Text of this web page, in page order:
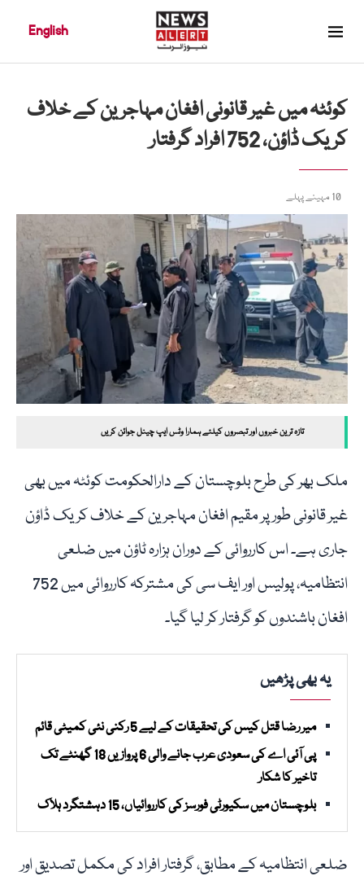
English
کوئٹہ میں غیر قانونی افغان مہاجرین کے خلاف
کریک ڈاؤن، 752 افراد گرفتار
10 مہینے پہلے
تازہ ترین خبروں اور تبصروں کیلئے ہمارا وٹس ایپ چینل جوائن کریں
ملک بھر کی طرح بلوچستان کے دارالحکومت کوئٹہ میں بھی
غیر قانونی طور پر مقیم افغان مہاجرین کے خلاف کریک ڈاؤن
جاری ہے۔ اس کارروائی کے دوران ہزارہ ٹاؤن میں ضلعی
انتظامیہ، پولیس اور ایف سی کی مشترکہ کارروائی میں 752
افغان باشندوں کو گرفتار کر لیا گیا۔
یہ بھی پڑھیں
میر رضا قتل کیس کی تحقیقات کے لیے 5 رکنی نئی کمیٹی قائم
پی آئی اے کی سعودی عرب جانے والی 6 پروازیں 18 گھنٹے تک
تاخیر کا شکار
بلوچستان میں سکیورٹی فورسز کی کارروائیاں، 15 دہشتگرد ہلاک
ضلعی انتظامیہ کے مطابق، گرفتار افراد کی مکمل تصدیق اور